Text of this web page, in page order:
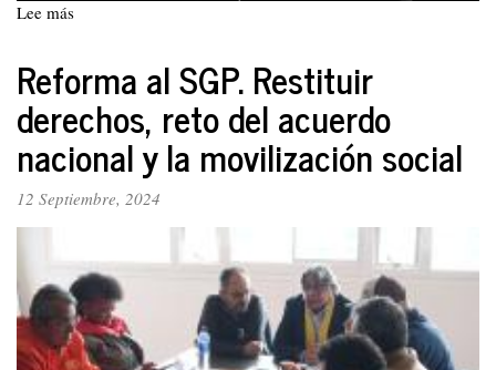
Lee más
directa:
¿bendición
o
maldición?
Reforma al SGP. Restituir
derechos, reto del acuerdo
nacional y la movilización social
12 Septiembre, 2024